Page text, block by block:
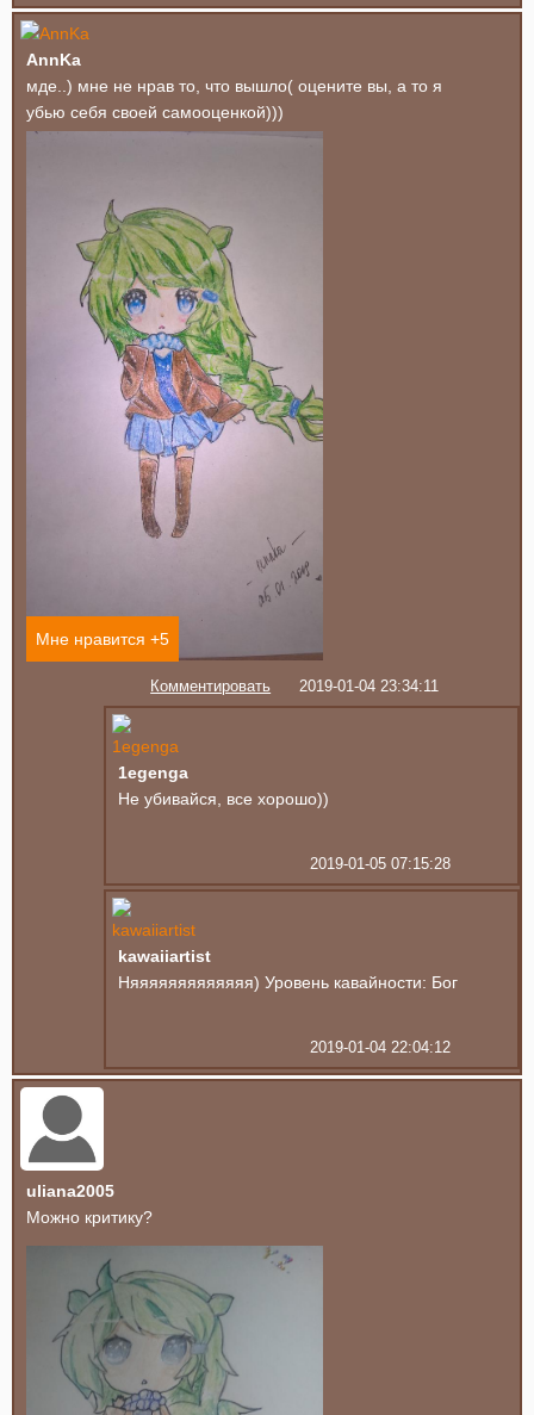
AnnKa
мде..) мне не нрав то, что вышло( оцените вы, а то я
убью себя своей самооценкой)))
Мне нравится +5
Комментировать 2019-01-04 23:34:11
1egenga
Не убивайся, все хорошо))
2019-01-05 07:15:28
kawaiiartist
Няяяяяяяяяяяяя) Уровень кавайности: Бог
2019-01-04 22:04:12
uliana2005
Можно критику?